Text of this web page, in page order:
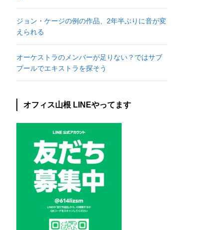
ジョン・ケージの例の作品、2年半ぶりに音が変
えられる
オーケストラのメンバーが足りない？ではサブ
プールでエキストラを探そう
オフィス山根 LINEやってます